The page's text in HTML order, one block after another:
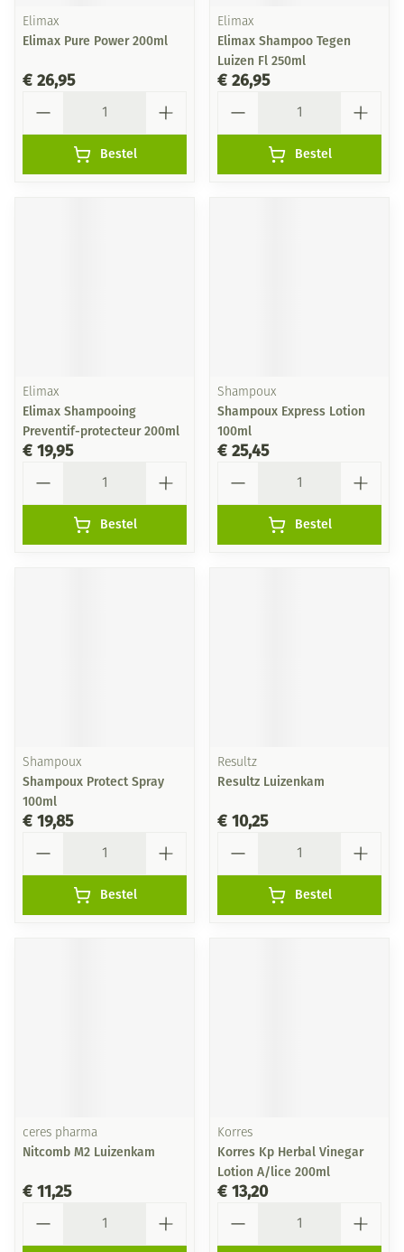
Elimax
Elimax Pure Power 200ml
€ 26,95
Bestel
Elimax
Elimax Shampoo Tegen
Luizen Fl 250ml
€ 26,95
Bestel
Elimax
Elimax Shampooing
Preventif-protecteur 200ml
€ 19,95
Bestel
Shampoux
Shampoux Express Lotion
100ml
€ 25,45
Bestel
Shampoux
Shampoux Protect Spray
100ml
€ 19,85
Bestel
Resultz
Resultz Luizenkam
€ 10,25
Bestel
ceres pharma
Nitcomb M2 Luizenkam
€ 11,25
Korres
Korres Kp Herbal Vinegar
Lotion A/lice 200ml
€ 13,20